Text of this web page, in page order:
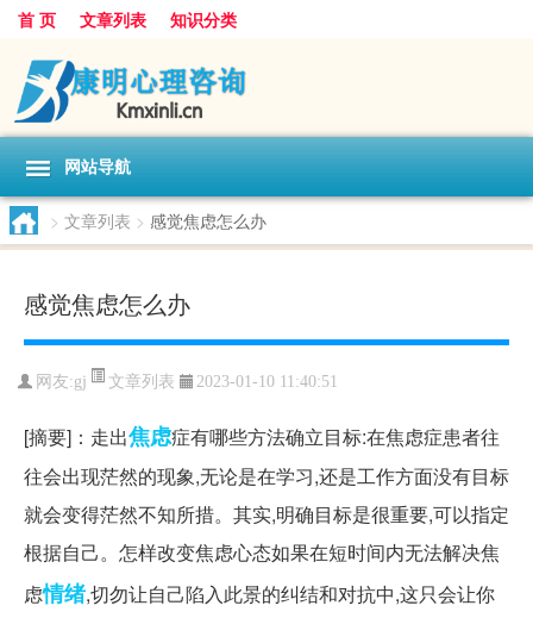
首 页 文章列表 知识分类
网站导航
> 文章列表 > 感觉焦虑怎么办
感觉焦虑怎么办
网友:gj 文章列表 2023-01-10 11:40:51
[摘要]：走出焦虑症有哪些方法确立目标:在焦虑症患者往
往会出现茫然的现象,无论是在学习,还是工作方面没有目标
就会变得茫然不知所措。其实,明确目标是很重要,可以指定
根据自己。怎样改变焦虑心态如果在短时间内无法解决焦
虑情绪,切勿让自己陷入此景的纠结和对抗中,这只会让你